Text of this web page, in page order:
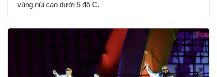
vùng núi cao dưới 5 độ C.